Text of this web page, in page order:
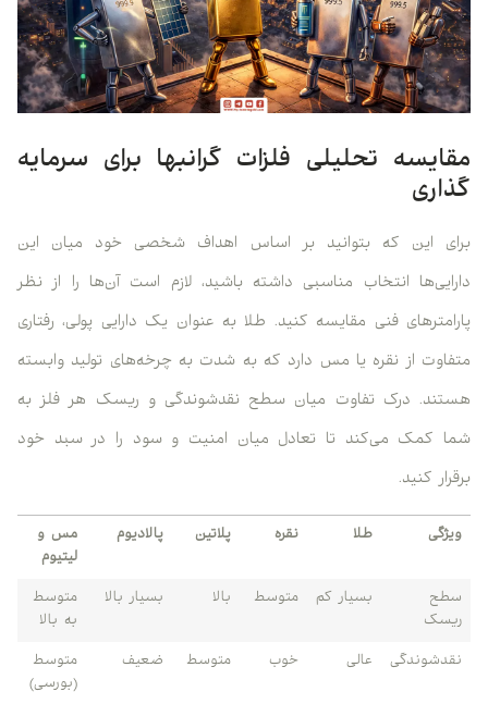
مقایسه تحلیلی فلزات گرانبها برای سرمایه
گذاری
برای این که بتوانید بر اساس اهداف شخصی خود میان این
دارایی‌ها انتخاب مناسبی داشته باشید، لازم است آن‌ها را از نظر
پارامترهای فنی مقایسه کنید. طلا به عنوان یک دارایی پولی، رفتاری
متفاوت از نقره یا مس دارد که به شدت به چرخه‌های تولید وابسته
هستند. درک تفاوت میان سطح نقدشوندگی و ریسک هر فلز به
شما کمک می‌کند تا تعادل میان امنیت و سود را در سبد خود
برقرار کنید.
ویژگی طلا نقره پلاتین پالادیوم
مس و
لیتیوم
سطح
ریسک
بسیار کم متوسط بالا بسیار بالا
متوسط
به بالا
نقدشوندگی عالی خوب متوسط ضعیف
متوسط
(بورسی)